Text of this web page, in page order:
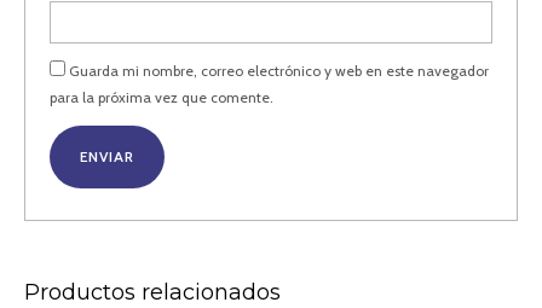
Guarda mi nombre, correo electrónico y web en este navegador
para la próxima vez que comente.
Productos relacionados